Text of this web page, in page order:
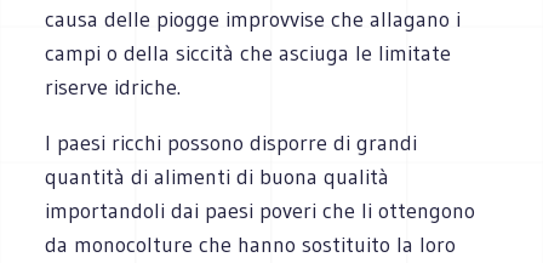
causa delle piogge improvvise che allagano i
campi o della siccità che asciuga le limitate
riserve idriche.
I paesi ricchi possono disporre di grandi
quantità di alimenti di buona qualità
importandoli dai paesi poveri che li ottengono
da monocolture che hanno sostituito la loro